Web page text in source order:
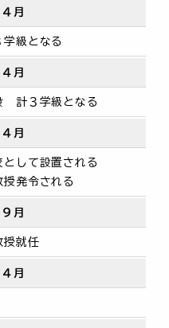
４月
級となる
４月
計３学級となる
４月
して設置される
発令される
９月
就任
４月